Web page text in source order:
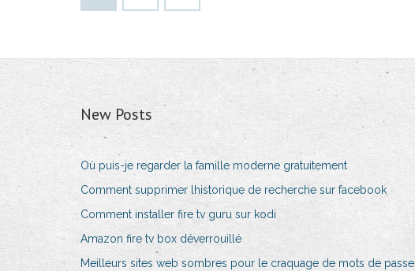
New Posts
Où puis-je regarder la famille moderne gratuitement
Comment supprimer lhistorique de recherche sur facebook
Comment installer fire tv guru sur kodi
Amazon fire tv box déverrouillé
Meilleurs sites web sombres pour le craquage de mots de passe